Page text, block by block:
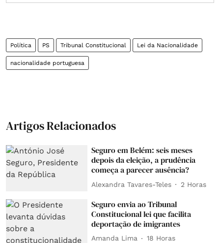
Política PS Tribunal Constitucional Lei da Nacionalidade
nacionalidade portuguesa
Artigos Relacionados
Seguro em Belém: seis meses
depois da eleição, a prudência
começa a parecer ausência?
Alexandra Tavares-Teles 2 Horas
Seguro envia ao Tribunal
Constitucional lei que facilita
deportação de imigrantes
Amanda Lima 18 Horas